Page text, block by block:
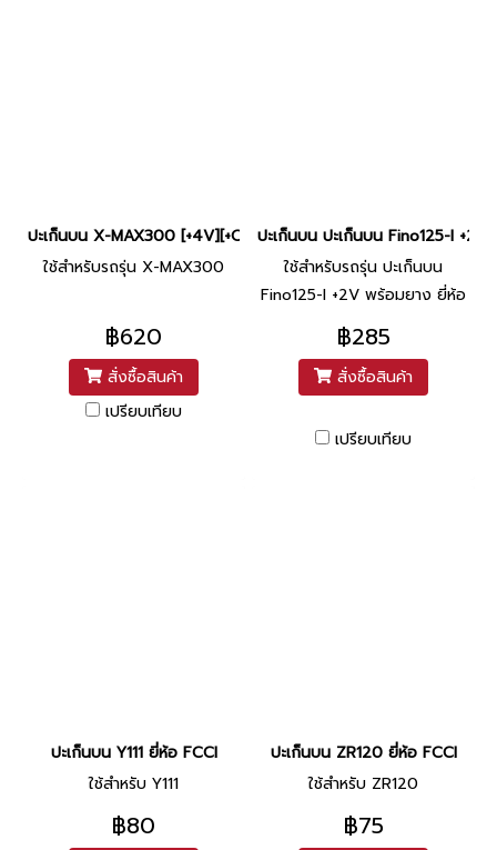
ปะเก็นบน X-MAX300 [+4V][+O][พร้อมยาง] ยี่ห้อ Strawberry
ใช้สำหรับรถรุ่น X-MAX300
฿620
สั่งซื้อสินค้า
เปรียบเทียบ
ปะเก็นบน ปะเก็นบน Fino125-I
ใช้สำหรับรถรุ่น ปะเก็นบน
Fino125-I +2V พร้อมยาง ยี่ห้อ
Strawberry (S3-119)
฿285
สั่งซื้อสินค้า
เปรียบเทียบ
ปะเก็นบน Y111 ยี่ห้อ FCCI
ใช้สำหรับ Y111
฿80
ปะเก็นบน ZR120 ยี่ห้อ FCCI
ใช้สำหรับ ZR120
฿75